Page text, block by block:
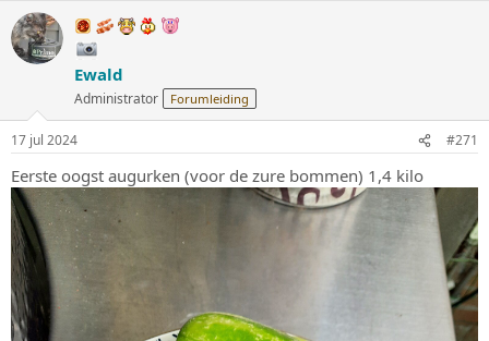
r
d
e
e
:
Ewald
Administrator Forumleiding
17 jul 2024 #271
Eerste oogst augurken (voor de zure bommen) 1,4 kilo